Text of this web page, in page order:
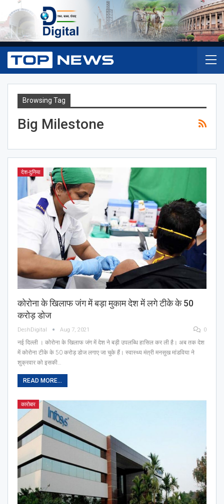
Browsing Tag
Big Milestone
देश-दुनिया
कोरोना के खिलाफ जंग में बड़ा मुकाम देश में लगे टीके के 50
करोड़ डोज
DeshDigital Aug 7, 2021 0
नई दिल्ली । कोरोना के खिलाफ जंग में देश ने बड़ी उपलब्धि हासिल कर ली है। अब तक देश
में कोरोना टीके के 50 करोड़ डोज लगाए जा चुके हैं। स्वास्थ्य मंत्री मनसुख मांडविया ने
शुक्रवार को इसकी…
READ MORE...
कारोबार